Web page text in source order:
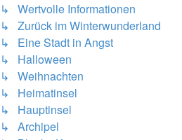
↳ Wertvolle Informationen
↳ Zurück im Winterwunderland
↳ Eine Stadt in Angst
↳ Halloween
↳ Weihnachten
↳ Heimatinsel
↳ Hauptinsel
↳ Archipel